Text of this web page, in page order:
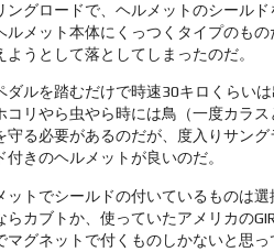
ングロードで、ヘルメットのシール
ルメット本体にくっつくタイプのも
うとして落としてしまったのだ。
ダルを踏むだけで時速30キロくらい
コリやら虫やら時には鳥（一度カラ
守る必要があるのだが、度入りサン
きのヘルメットが良いのだ。
ットでシールドの付いているものは
らカブトか、使っていたアメリカの
マグネットで付くものしかないと思っ